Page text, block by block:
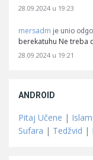
28.09.2024 u 19:23
mersadm je unio
berekatuhu Ne treba
28.09.2024 u 19:21
ANDROID
Pitaj Učene |
Sufara | Tedžvid |